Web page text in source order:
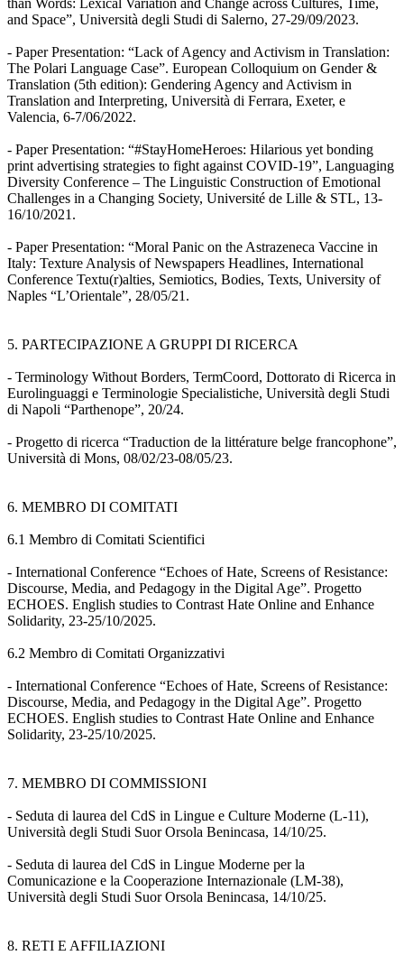
than Words: Lexical Variation and Change across Cultures, Time,
and Space”, Università degli Studi di Salerno, 27-29/09/2023.
- Paper Presentation: “Lack of Agency and Activism in Translation:
The Polari Language Case”. European Colloquium on Gender &
Translation (5th edition): Gendering Agency and Activism in
Translation and Interpreting, Università di Ferrara, Exeter, e
Valencia, 6-7/06/2022.
- Paper Presentation: “#StayHomeHeroes: Hilarious yet bonding
print advertising strategies to fight against COVID-19”, Languaging
Diversity Conference – The Linguistic Construction of Emotional
Challenges in a Changing Society, Université de Lille & STL, 13-
16/10/2021.
- Paper Presentation: “Moral Panic on the Astrazeneca Vaccine in
Italy: Texture Analysis of Newspapers Headlines, International
Conference Textu(r)alties, Semiotics, Bodies, Texts, University of
Naples “L’Orientale”, 28/05/21.
5. PARTECIPAZIONE A GRUPPI DI RICERCA
- Terminology Without Borders, TermCoord, Dottorato di Ricerca in
Eurolinguaggi e Terminologie Specialistiche, Università degli Studi
di Napoli “Parthenope”, 20/24.
- Progetto di ricerca “Traduction de la littérature belge francophone”,
Università di Mons, 08/02/23-08/05/23.
6. MEMBRO DI COMITATI
6.1 Membro di Comitati Scientifici
- International Conference “Echoes of Hate, Screens of Resistance:
Discourse, Media, and Pedagogy in the Digital Age”. Progetto
ECHOES. English studies to Contrast Hate Online and Enhance
Solidarity, 23-25/10/2025.
6.2 Membro di Comitati Organizzativi
- International Conference “Echoes of Hate, Screens of Resistance:
Discourse, Media, and Pedagogy in the Digital Age”. Progetto
ECHOES. English studies to Contrast Hate Online and Enhance
Solidarity, 23-25/10/2025.
7. MEMBRO DI COMMISSIONI
- Seduta di laurea del CdS in Lingue e Culture Moderne (L-11),
Università degli Studi Suor Orsola Benincasa, 14/10/25.
- Seduta di laurea del CdS in Lingue Moderne per la
Comunicazione e la Cooperazione Internazionale (LM-38),
Università degli Studi Suor Orsola Benincasa, 14/10/25.
8. RETI E AFFILIAZIONI